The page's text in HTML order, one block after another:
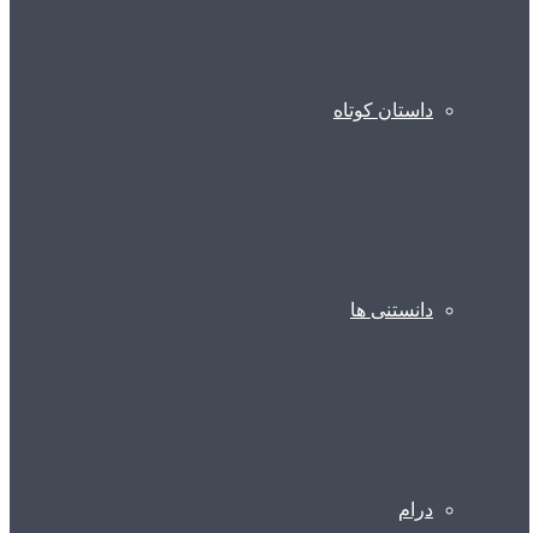
داستان کوتاه
دانستنی ها
درام